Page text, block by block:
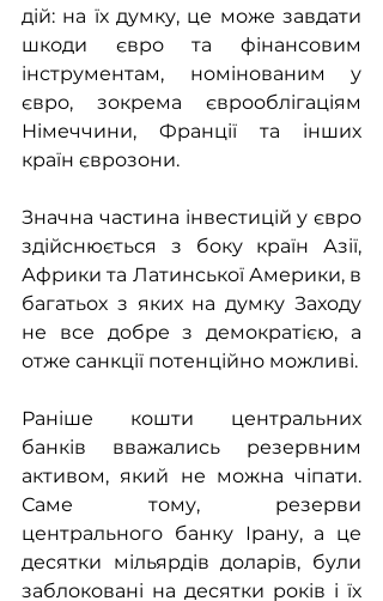
дій: на їх думку, це може завдати
шкоди євро та фінансовим
інструментам, номінованим у
євро, зокрема єврооблігаціям
Німеччини, Франції та інших
країн єврозони.
Значна частина інвестицій у євро
здійснюється з боку країн Азії,
Африки та Латинської Америки, в
багатьох з яких на думку Заходу
не все добре з демократією, а
отже санкції потенційно можливі.
Раніше кошти центральних
банків вважались резервним
активом, який не можна чіпати.
Саме тому, резерви
центрального банку Ірану, а це
десятки мільярдів доларів, були
заблоковані на десятки років і їх